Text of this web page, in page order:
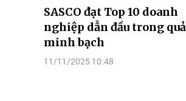
SASCO đạt Top 10 doanh
nghiệp dẫn đầu trong
minh bạch
11/11/2025 10:48